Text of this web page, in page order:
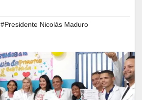
#Presidente Nicolás Maduro